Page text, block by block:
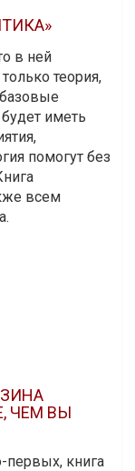
в ней
теория,
иметь
помогут без
всем
ЧЕМ ВЫ
первых, книга